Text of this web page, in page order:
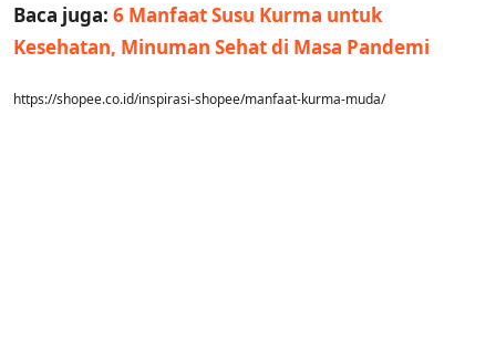
Baca juga: 6 Manfaat Susu Kurma untuk
Kesehatan, Minuman Sehat di Masa Pandemi
https://shopee.co.id/inspirasi-shopee/manfaat-kurma-muda/